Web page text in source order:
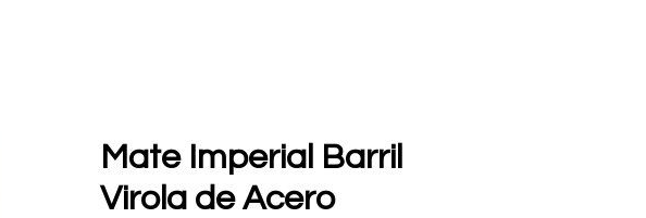
Mate Imperial Barril
Virola de Acero